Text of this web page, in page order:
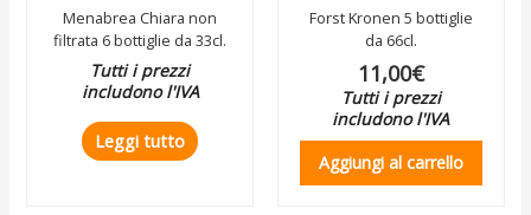
Menabrea Chiara non
filtrata 6 bottiglie da 33cl.
Tutti i prezzi
includono l'IVA
Leggi tutto
Forst Kronen 5 bottiglie
da 66cl.
11,00€
Tutti i prezzi
includono l'IVA
Aggiungi al carrello